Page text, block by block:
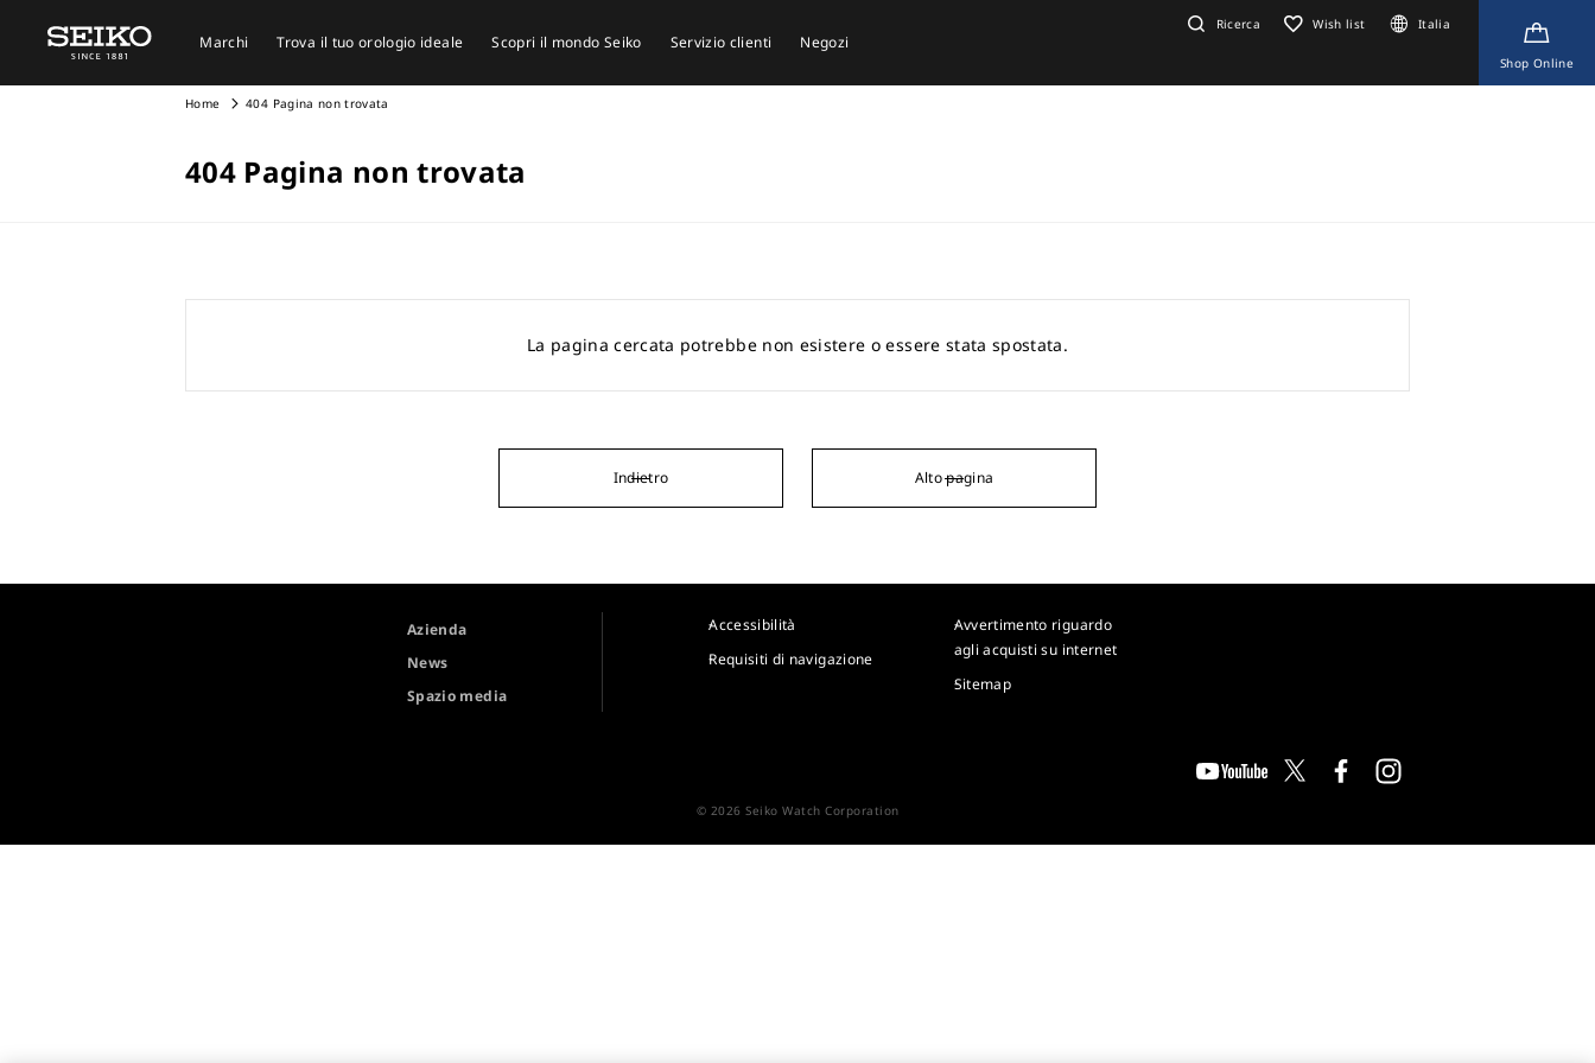
Marchi Trova il tuo orologio ideale Scopri il mondo Seiko Servizio clienti Negozi
Ricerca Wish list Italia
Shop Online
Home 404 Pagina non trovata
404 Pagina non trovata
La pagina cercata potrebbe non esistere o essere stata spostata.
Indietro Alto pagina
Azienda
News
Spazio media
Accessibilità
Requisiti di navigazione
Avvertimento riguardo
agli acquisti su internet
Sitemap
© 2026 Seiko Watch Corporation